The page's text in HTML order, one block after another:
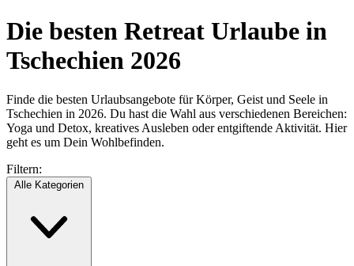
Die besten Retreat Urlaube in
Tschechien 2026
Finde die besten Urlaubsangebote für Körper, Geist und Seele in
Tschechien in 2026. Du hast die Wahl aus verschiedenen Bereichen:
Yoga und Detox, kreatives Ausleben oder entgiftende Aktivität. Hier
geht es um Dein Wohlbefinden.
Filtern:
Alle Kategorien